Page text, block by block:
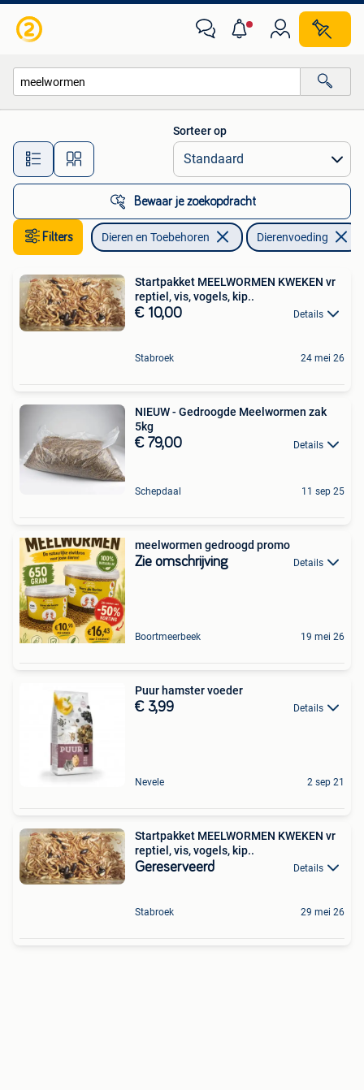
Alle afstanden…
Sorteer op
Bewaar je zoekopdracht
Filters Dieren en Toebehoren Dierenvoeding
Startpakket MEELWORMEN KWEKEN vr
reptiel, vis, vogels, kip..
€ 10,00 Details
Stabroek 24 mei 26
NIEUW - Gedroogde Meelwormen zak
5kg
€ 79,00 Details
Schepdaal 11 sep 25
meelwormen gedroogd promo
Zie omschrijving Details
Boortmeerbeek 19 mei 26
Puur hamster voeder
€ 3,99 Details
Nevele 2 sep 21
Startpakket MEELWORMEN KWEKEN vr
reptiel, vis, vogels, kip..
Gereserveerd Details
Stabroek 29 mei 26